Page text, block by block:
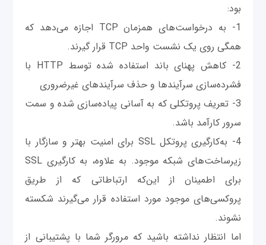
بود:
1- به درخواست‌های همزمان TCP اجازه می‌دهد که
همگی روی یک نشست واحد TCP قرار گیرند.
2- کاهش پهنای باند استفاده شده توسط HTTP با
فشرده‌سازی سرآیندها و حذف سرآیندهای غیرضروری
3- تعریف پروتکلی که به آسانی پیاده‌سازی شده و سمت
سرور کارآمد باشد.
4- به‌کارگیری پروتکل SSL برای امنیت بهتر و سازگار با
زیرساخت‌های شبکه موجود. به علاوه، به کارگیری SSL
برای اطمینان از این‌که ارتباطاتی که از طریق
پروکسی‌های موجود مورد استفاده قرار می‌گیرند شکسته
نشوند.
اما انتظار نداشته باشید که مرورگر شما با پشتیبانی از